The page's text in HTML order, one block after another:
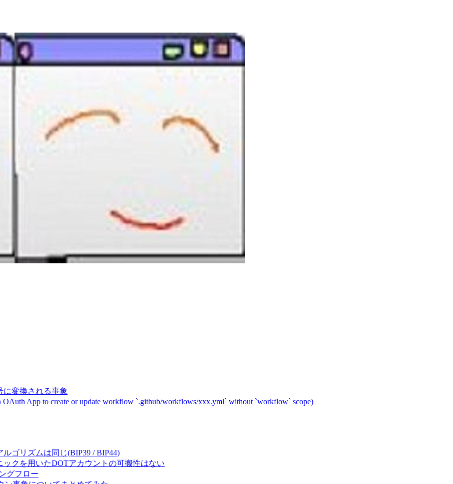
に変換される事象
App to create or update workflow `.github/workflows/xxx.yml` without `workflow` scope)
ルゴリズムは同じ(BIP39 / BIP44)
ックを用いたDOTアカウントの可搬性はない
グフロー